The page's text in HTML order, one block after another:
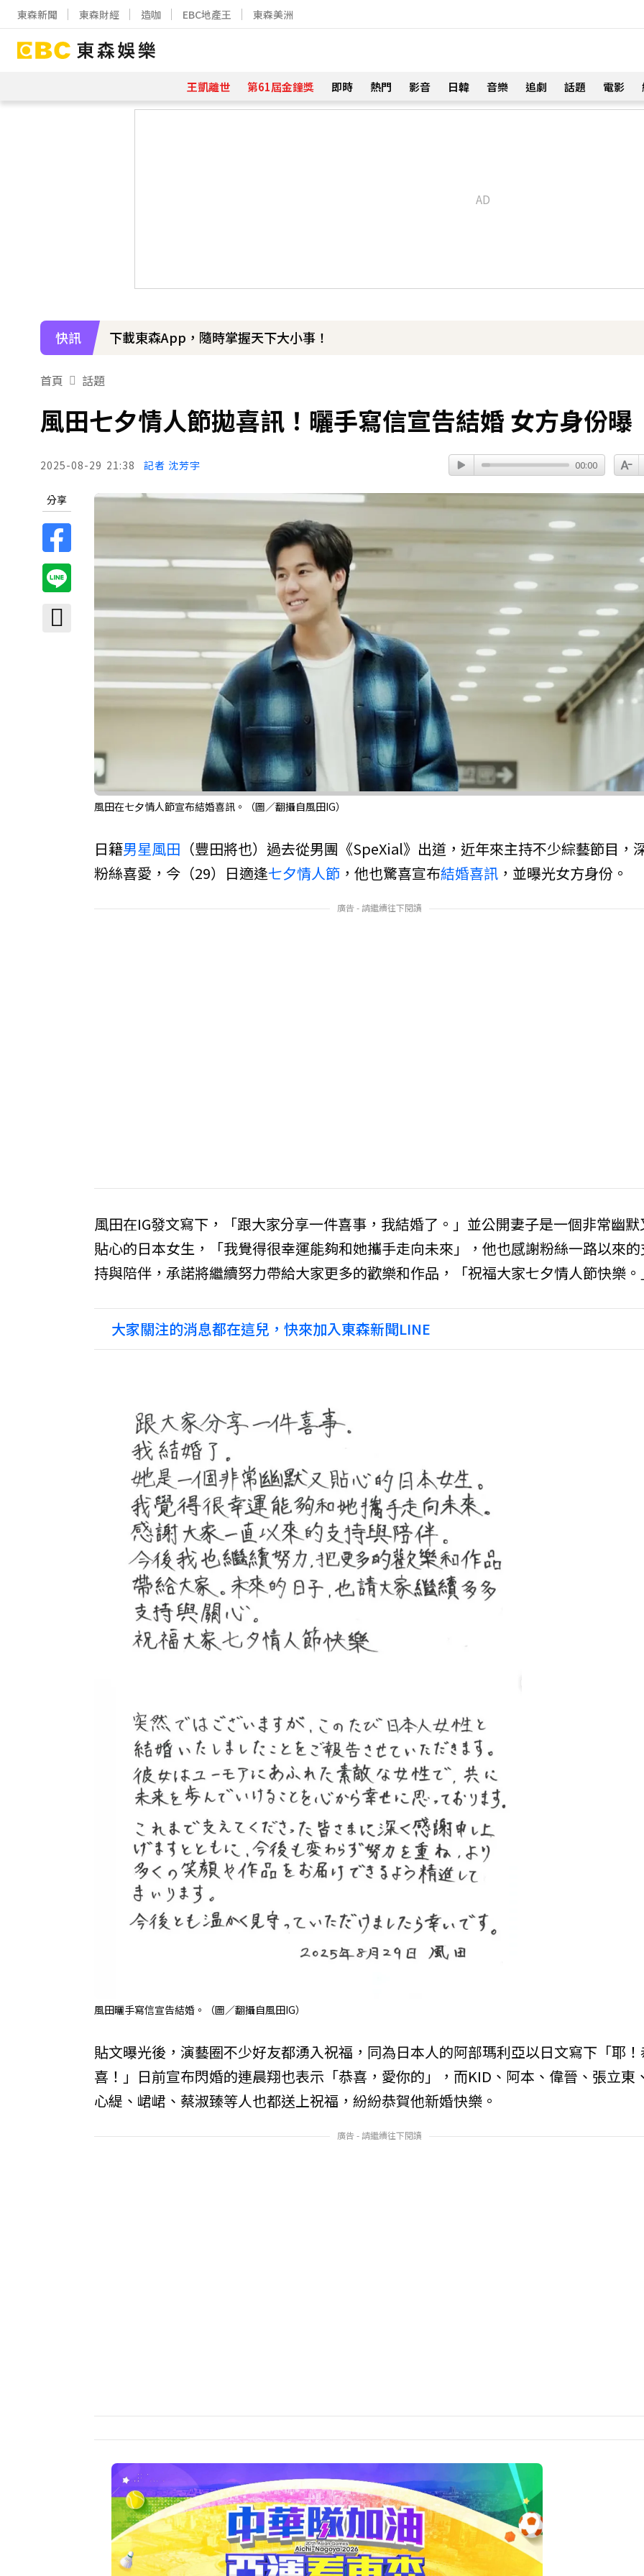
東森新聞 東森財經 造咖 EBC地產王 東森美洲
王凱離世 第61屆金鐘獎 即時 熱門 影音 日韓 音樂 追劇 話題 電影
快訊 下載東森App，隨時掌握天下大小事！
首頁 話題
風田七夕情人節拋喜訊！曬手寫信宣告結婚 女方身份曝
2025-08-29 21:38 記者 沈芳宇 00:00
分享
風田在七夕情人節宣布結婚喜訊。（圖／翻攝自風田IG）
日籍男星風田 （豐田將也）過去從男團《SpeXial》出道，近年來主持不少綜藝節目，
粉絲喜愛，今（29）日適逢七夕情人節 ，他也驚喜宣布結婚喜訊 ，並曝光女方身份。
廣告 - 請繼續往下閱讀
風田在IG發文寫下，「跟大家分享一件喜事，我結婚了。」並公開妻子是一個非常幽默
貼心的日本女生，「我覺得很幸運能夠和她攜手走向未來」，他也感謝粉絲一路以來
持與陪伴，承諾將繼續努力帶給大家更多的歡樂和作品，「祝福大家七夕情人節快樂
大家關注的消息都在這兒，快來加入東森新聞LINE
風田曬手寫信宣告結婚。（圖／翻攝自風田IG）
貼文曝光後，演藝圈不少好友都湧入祝福，同為日本人的阿部瑪利亞以日文寫下「耶
喜！」日前宣布閃婚的連晨翔也表示「恭喜，愛你的」，而KID、阿本、偉晉、張立東
心緹、峮峮、蔡淑臻等人也都送上祝福，紛紛恭賀他新婚快樂。
廣告 - 請繼續往下閱讀